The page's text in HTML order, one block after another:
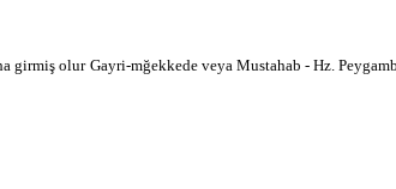
girmiş olur Gayri-mğekkede veya Mustahab - Hz.